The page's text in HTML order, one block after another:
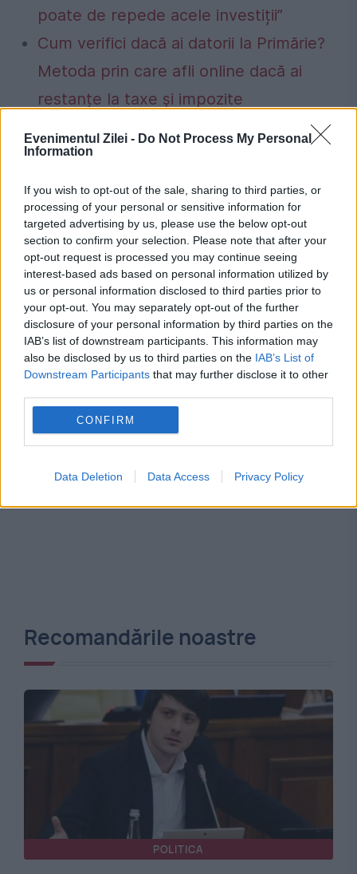
Evenimentul Zilei - Do Not Process My Personal
Information
If you wish to opt-out of the sale, sharing to third parties, or
processing of your personal or sensitive information for
targeted advertising by us, please use the below opt-out
section to confirm your selection. Please note that after your
opt-out request is processed you may continue seeing
interest-based ads based on personal information utilized by
us or personal information disclosed to third parties prior to
your opt-out. You may separately opt-out of the further
disclosure of your personal information by third parties on the
IAB’s list of downstream participants. This information may
also be disclosed by us to third parties on the IAB’s List of
Downstream Participants that may further disclose it to other
CONFIRM
Data Deletion Data Access Privacy Policy
poate de repede acele investiții”
Cum verifici dacă ai datorii la Primărie?
Metoda prin care afli online dacă ai
restanțe la taxe și impozite
Akos Mora aristotel cancescu deputat
înalta curte de casatie si justitie Klaus Iohannis
partid PDL PNL stanescu
ștefan stoica SUA tudor chiuariu
Victor Ponta
Recomandările noastre
POLITICA